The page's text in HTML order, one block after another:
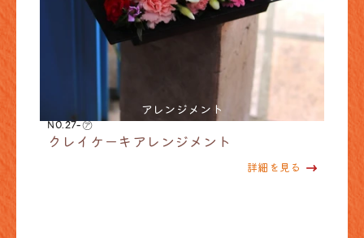
アレンジメント
NO.27-㋐
クレイケーキアレンジメント
詳細を見る